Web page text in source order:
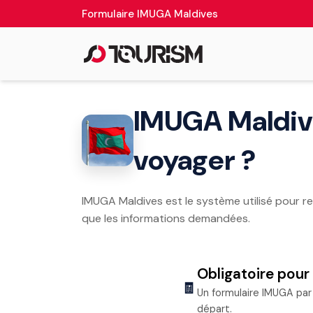
Formulaire IMUGA Maldives
IMUGA
voyager ?
IMUGA Maldives est le système utilisé pour
que les informations demandées.
🧾
Obligatoire
Un formulaire IMUGA
départ.